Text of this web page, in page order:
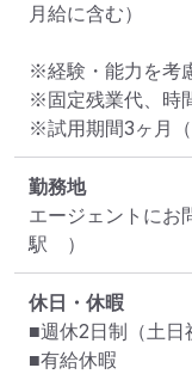
月給に含む）
※経験・能力を考
※固定残業代、時
※試用期間3ヶ月（
勤務地
エージェントにお
駅　）
休日・休暇
■週休2日制（土日
■有給休暇